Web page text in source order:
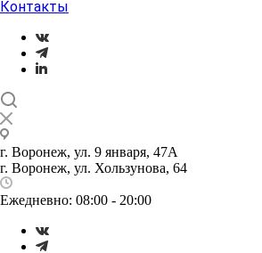
Контакты
г. Воронеж, ул. 9 января, 47А
г. Воронеж, ул. Хользунова, 64
Ежедневно: 08:00 - 20:00